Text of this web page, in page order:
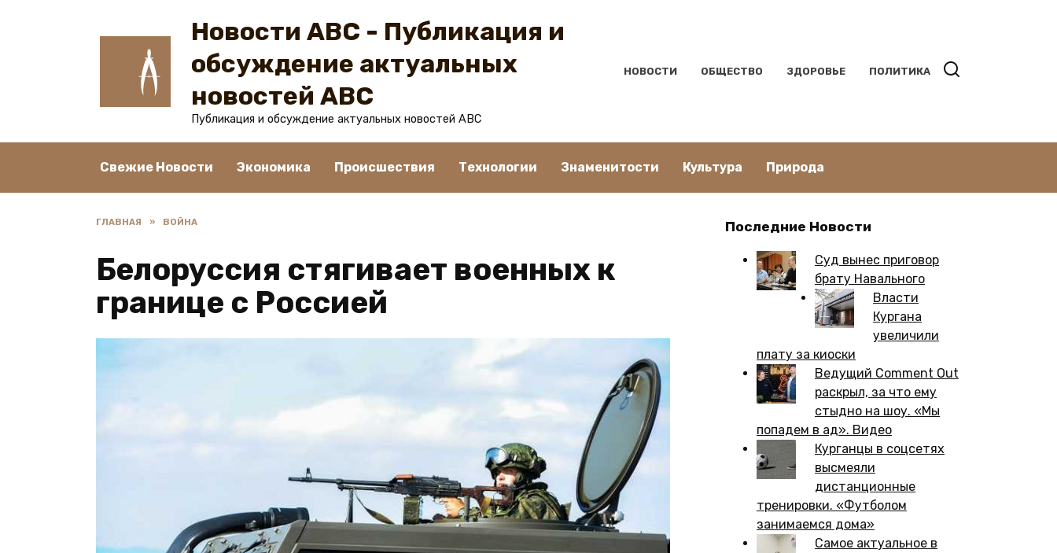
Новости ABC - Публикация и
обсуждение актуальных
новостей ABC
Публикация и обсуждение актуальных новостей ABC
НОВОСТИ ОБЩЕСТВО ЗДОРОВЬЕ ПОЛИТИКА
Свежие Новости Экономика Происшествия Технологии Знаменитости Культура Природа
ГЛАВНАЯ » ВОЙНА
Белоруссия стягивает военных к
границе с Россией
Последние Новости
Суд вынес приговор
брату Навального
Власти
Кургана
увеличили
плату за киоски
Ведущий Comment Out
раскрыл, за что ему
стыдно на шоу. «Мы
попадем в ад». Видео
Курганцы в соцсетях
высмеяли
дистанционные
тренировки. «Футболом
занимаемся дома»
Самое актуальное в